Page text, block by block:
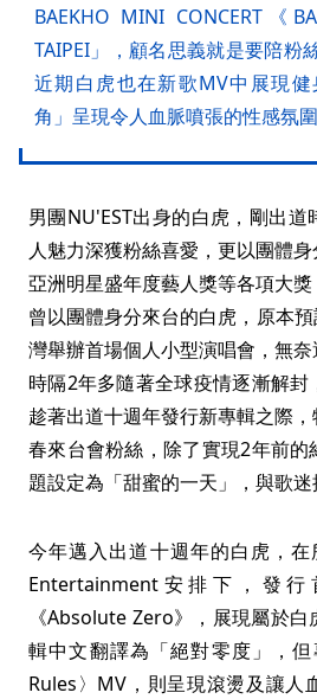
BAEKHO MINI CONCERT《
TAIPEI」，顧名思義就是要陪粉
近期白虎也在新歌MV中展現
角」呈現令人血脈噴張的性感氛圍
男團NU'EST出身的白虎，剛出
人魅力深獲粉絲喜愛，更以團體身
亞洲明星盛年度藝人獎等各項大
曾以團體身分來台的白虎，原本
灣舉辦首場個人小型演唱會，無奈
時隔2年多隨著全球疫情逐漸解
趁著出道十週年發行新專輯之際
春來台會粉絲，除了實現2年前的
題設定為「甜蜜的一天」，與歌迷
今年邁入出道十週年的白虎，在
Entertainment安排下，發
《Absolute Zero》，展現屬於
輯中文翻譯為「絕對零度」，
Rules〉MV，則呈現滾燙及讓人